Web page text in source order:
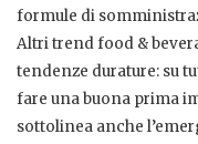
formule di
Altri trend food &
tendenze durature: su
fare una buona prima
sottolinea anche